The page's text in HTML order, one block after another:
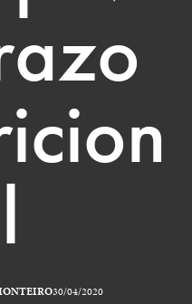
30/04/2020